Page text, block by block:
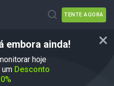
TENTE AGORA
embora ainda!
hoje
Desconto
os pais